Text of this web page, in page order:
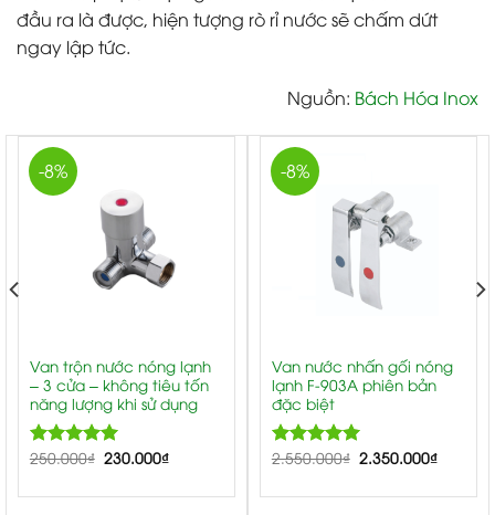
đầu ra là được, hiện tượng rò rỉ nước sẽ chấm dứt
ngay lập tức.
Nguồn: Bách Hóa Inox
-8%
Van trộn nước nóng lạnh
– 3 cửa – không tiêu tốn
năng lượng khi sử dụng
Rated5.00
250.000₫ 230.000₫
-8%
Van nước nhấn gối nóng
lạnh F-903A phiên bản
đặc biệt
Rated5.00
2.550.000₫ 2.350.000₫